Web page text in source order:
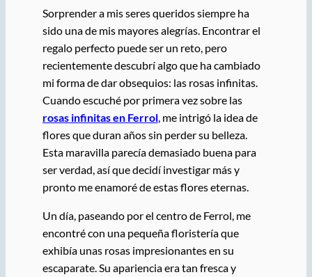
Sorprender a mis seres queridos siempre ha
sido una de mis mayores alegrías. Encontrar el
regalo perfecto puede ser un reto, pero
recientemente descubrí algo que ha cambiado
mi forma de dar obsequios: las rosas infinitas.
Cuando escuché por primera vez sobre las
rosas infinitas en Ferrol, me intrigó la idea de
flores que duran años sin perder su belleza.
Esta maravilla parecía demasiado buena para
ser verdad, así que decidí investigar más y
pronto me enamoré de estas flores eternas.
Un día, paseando por el centro de Ferrol, me
encontré con una pequeña floristería que
exhibía unas rosas impresionantes en su
escaparate. Su apariencia era tan fresca y